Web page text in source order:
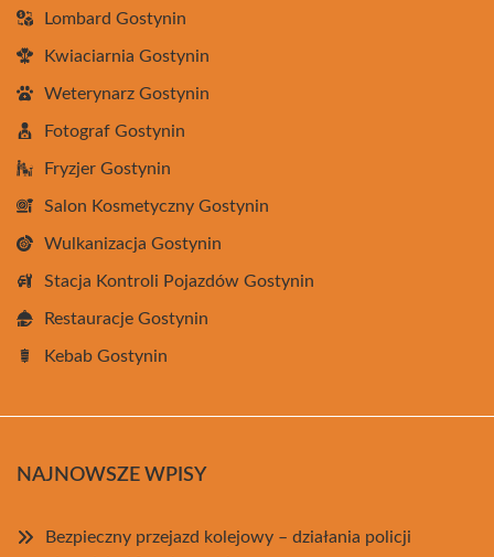
Lombard Gostynin
Kwiaciarnia Gostynin
Weterynarz Gostynin
Fotograf Gostynin
Fryzjer Gostynin
Salon Kosmetyczny Gostynin
Wulkanizacja Gostynin
Stacja Kontroli Pojazdów Gostynin
Restauracje Gostynin
Kebab Gostynin
NAJNOWSZE WPISY
Bezpieczny przejazd kolejowy – działania policji